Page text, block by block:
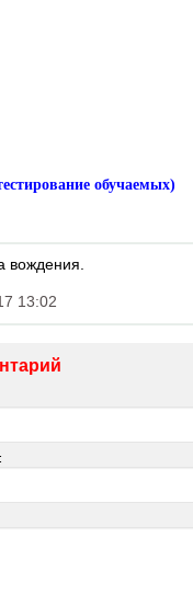
обучаемых)
вождения.
13:02